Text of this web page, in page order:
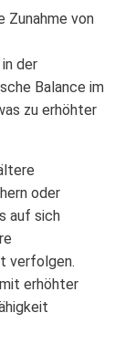
Zunahme von
der
Balance im
zu erhöhter
oder
auf sich
verfolgen.
erhöhter